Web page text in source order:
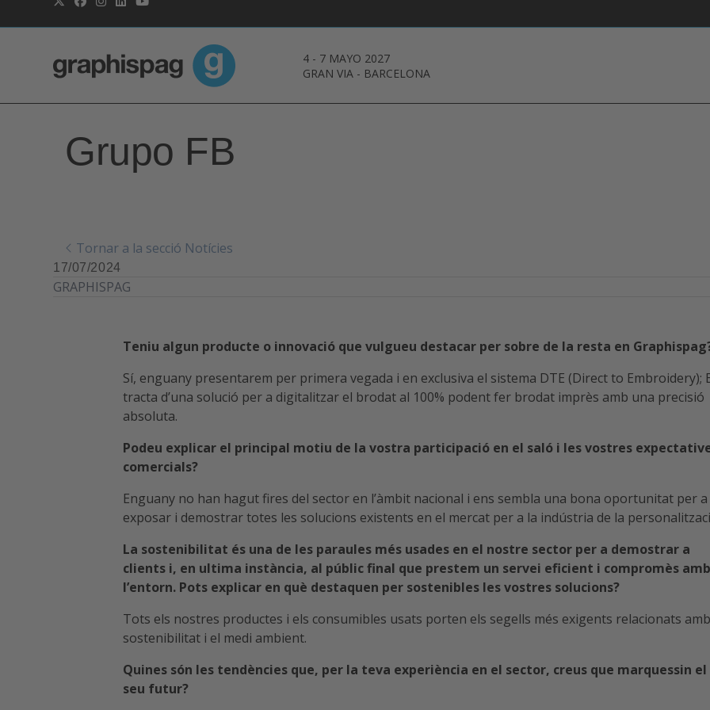
4- 7 MAYO 2027
GRAN VIA - BARCELONA
Grupo FB
Tornar a la secció Notícies
17/07/2024
GRAPHISPAG
Teniu algun producte o innovació que vulgueu destacar per sobre de la resta en
Sí, enguany presentarem per primera vegada i en exclusiva el sistema DTE (Direct to Embroidery);
tracta d’una solució per a digitalitzar el brodat al 100% podent fer brodat imprès amb una precisió
absoluta.
Podeu explicar el principal motiu de la vostra participació en el saló i les vostres
comercials?
Enguany no han hagut fires del sector en l’àmbit nacional i ens sembla una bona oportunitat per a
exposar i demostrar totes les solucions existents en el mercat per a la indústria de la
La sostenibilitat és una de les paraules més usades en el nostre sector per a demostrar a
clients i, en ultima instància, al públic final que prestem un servei eficient i compromès amb
l’entorn. Pots explicar en què destaquen per sostenibles les vostres solucions?
Tots els nostres productes i els consumibles usats porten els segells més exigents relacionats
sostenibilitat i el medi ambient.
Quines són les tendències que, per la teva experiència en el sector, creus que marquessin el
seu futur?